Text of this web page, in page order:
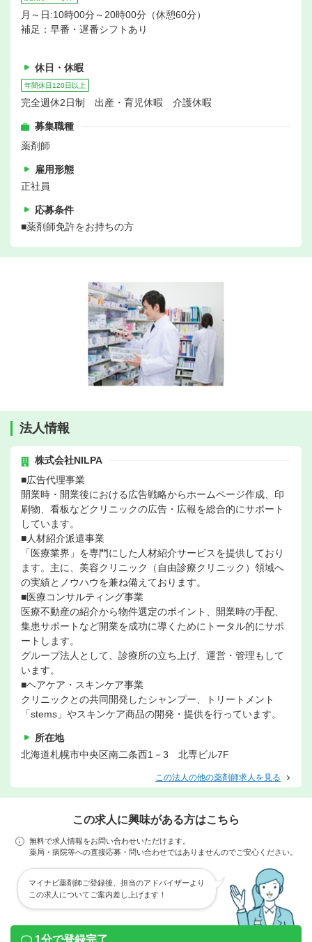
月～日:10時00分～20時00分（休憩60分）
補足：早番・遅番シフトあり
休日・休暇
年間休日120日以上
完全週休2日制 出産・育児休暇 介護休暇
募集職種
薬剤師
雇用形態
正社員
応募条件
■薬剤師免許をお持ちの方
法人情報
株式会社NILPA
■広告代理事業
開業時・開業後における広告戦略からホームページ作成、印
刷物、看板などクリニックの広告・広報を総合的にサポート
しています。
■人材紹介派遣事業
「医療業界」を専門にした人材紹介サービスを提供しており
ます。主に、美容クリニック（自由診療クリニック）領域へ
の実績とノウハウを兼ね備えております。
■医療コンサルティング事業
医療不動産の紹介から物件選定のポイント、開業時の手配、
集患サポートなど開業を成功に導くためにトータル的にサポ
ートします。
グループ法人として、診療所の立ち上げ、運営・管理もして
います。
■ヘアケア・スキンケア事業
クリニックとの共同開発したシャンプー、トリートメント
「stems」やスキンケア商品の開発・提供を行っています。
所在地
北海道札幌市中央区南二条西1－3 北専ビル7F
この法人の他の薬剤師求人を見る
この求人に興味がある方はこちら
無料で求人情報をお問い合わせいただけます。
薬局・病院等への直接応募・問い合わせではありませんのでご安心ください。
マイナビ薬剤師ご登録後、担当のアドバイザーより
この求人についてご案内差し上げます！